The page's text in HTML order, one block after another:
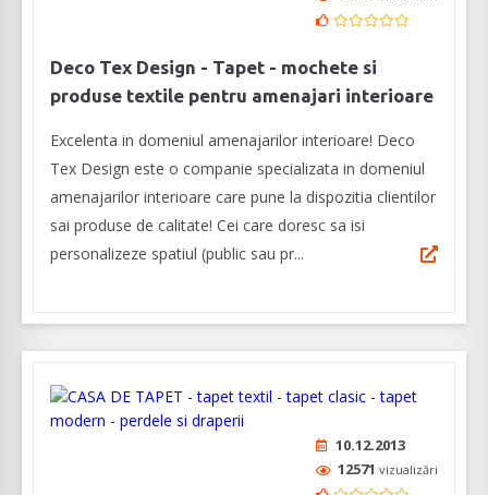
Deco Tex Design - Tapet - mochete si
produse textile pentru amenajari interioare
Excelenta in domeniul amenajarilor interioare! Deco
Tex Design este o companie specializata in domeniul
amenajarilor interioare care pune la dispozitia clientilor
sai produse de calitate! Cei care doresc sa isi
personalizeze spatiul (public sau pr...
10.12.2013
12571 vizualizări